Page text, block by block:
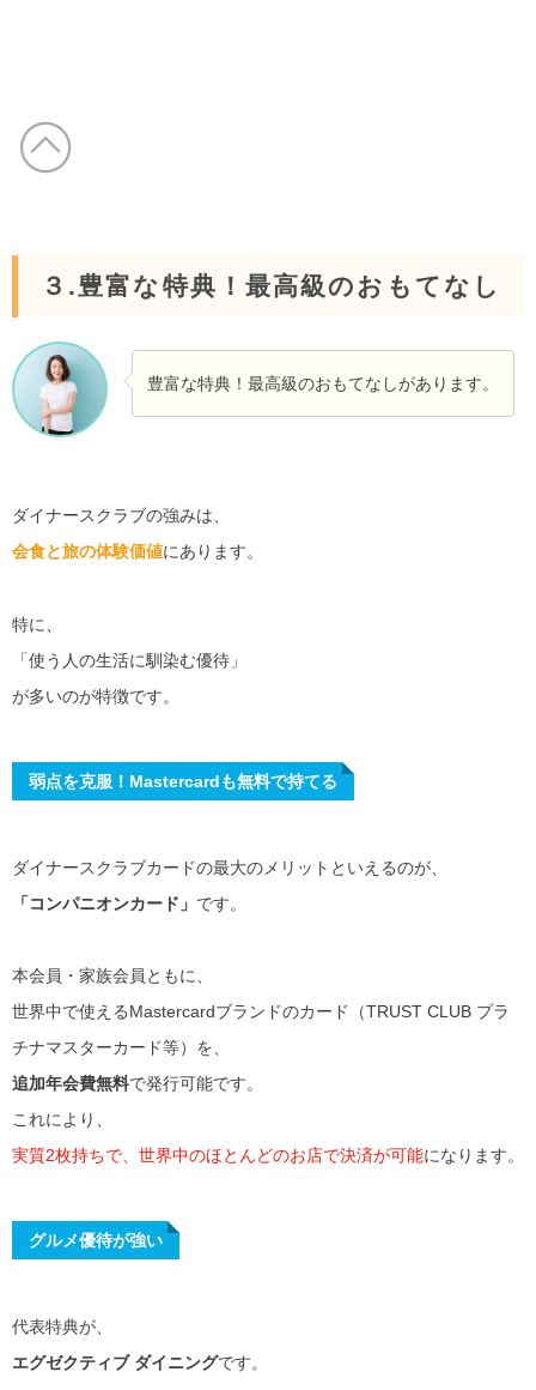
３.豊富な特典！最高級のおもてなし
豊富な特典！最高級のおもてなしがあります。
ダイナースクラブの強みは、
会食と旅の体験価値にあります。
特に、
「使う人の生活に馴染む優待」
が多いのが特徴です。
弱点を克服！Mastercardも無料で持てる
ダイナースクラブカードの最大のメリットといえるのが、
「コンパニオンカード」 です。
本会員・家族会員ともに、
世界中で使えるMastercardブランドのカード（TRUST CLUB プラ
チナマスターカード等）を、
追加年会費無料で発行可能です。
これにより、
実質2枚持ちで、世界中のほとんどのお店で決済が可能になります。
グルメ優待が強い
代表特典が、
エグゼクティブ ダイニングです。